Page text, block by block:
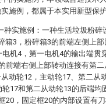
施例，都属于本实用新型保护
实施例：一种生活垃圾粉碎
箱3，粉碎箱3的前端左侧上
机4，第一电机4的输出端贯
前端右侧上部转动连接有第
动轮12，主动轮17、第二从
17和第二从动轮13的后端均
20，固定框20的内部设置有